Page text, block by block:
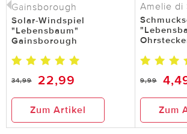
Gainsborough
Solar-Windspiel
"Lebensbaum"
Gainsborough
34,99 22,99
Zum Artikel
Amelie di
9,99
Zum